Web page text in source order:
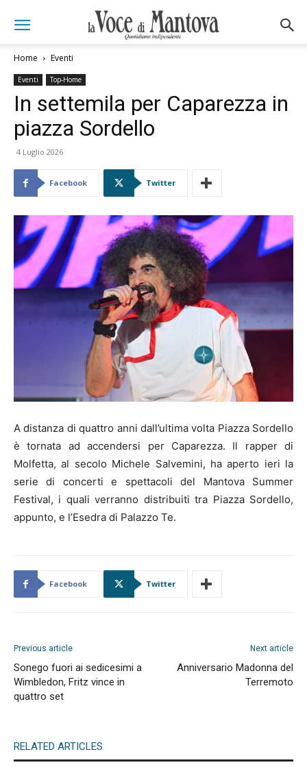
Home Eventi
Eventi Top-Home
In settemila per Caparezza in
piazza Sordello
4 Luglio 2026
Facebook Twitter
A distanza di quattro anni dall’ultima volta Piazza Sordello
è tornata ad accendersi per Caparezza. Il rapper di
Molfetta, al secolo Michele Salvemini, ha aperto ieri la
serie di concerti e spettacoli del Mantova Summer
Festival, i quali verranno distribuiti tra Piazza Sordello,
appunto, e l’Esedra di Palazzo Te.
Facebook Twitter
Previous article
Sonego fuori ai sedicesimi a
Wimbledon, Fritz vince in
quattro set
Next article
Anniversario Madonna del
Terremoto
RELATED ARTICLES